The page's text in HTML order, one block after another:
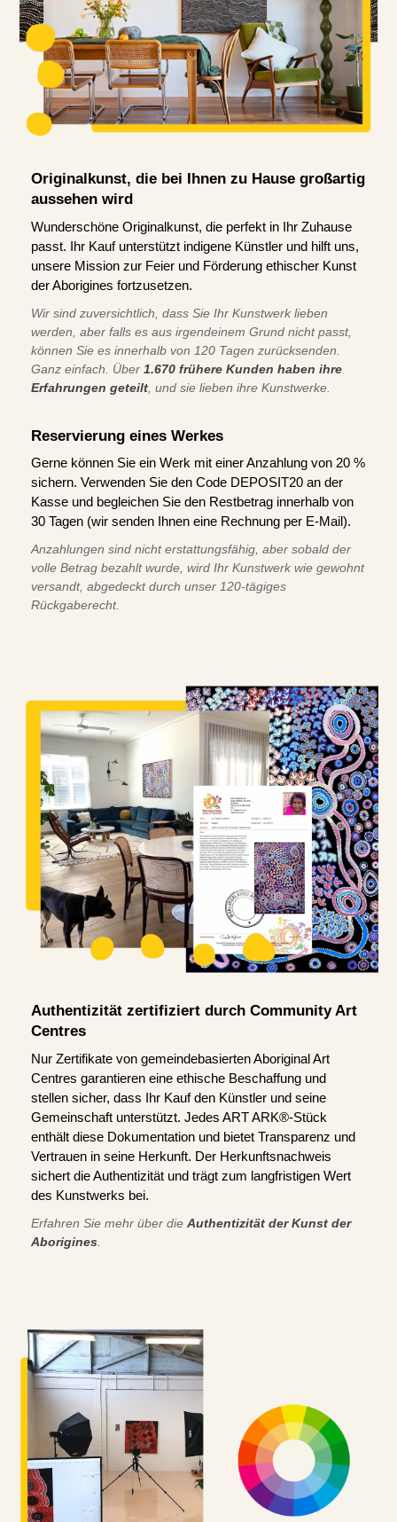
Originalkunst, die bei Ihnen zu Hause großartig
aussehen wird
Wunderschöne Originalkunst, die perfekt in Ihr Zuhause
passt. Ihr Kauf unterstützt indigene Künstler und hilft uns,
unsere Mission zur Feier und Förderung ethischer Kunst
der Aborigines fortzusetzen.
Wir sind zuversichtlich, dass Sie Ihr Kunstwerk lieben
werden, aber falls es aus irgendeinem Grund nicht passt,
können Sie es innerhalb von 120 Tagen zurücksenden.
Ganz einfach. Über 1.670 frühere Kunden haben ihre
Erfahrungen geteilt , und sie lieben ihre Kunstwerke.
Reservierung eines Werkes
Gerne können Sie ein Werk mit einer Anzahlung von 20 %
sichern. Verwenden Sie den Code DEPOSIT20 an der
Kasse und begleichen Sie den Restbetrag innerhalb von
30 Tagen (wir senden Ihnen eine Rechnung per E-Mail).
Anzahlungen sind nicht erstattungsfähig, aber sobald der
volle Betrag bezahlt wurde, wird Ihr Kunstwerk wie gewohnt
versandt, abgedeckt durch unser 120-tägiges
Rückgaberecht.
Authentizität zertifiziert durch Community Art
Centres
Nur Zertifikate von gemeindebasierten Aboriginal Art
Centres garantieren eine ethische Beschaffung und
stellen sicher, dass Ihr Kauf den Künstler und seine
Gemeinschaft unterstützt. Jedes ART ARK®-Stück
enthält diese Dokumentation und bietet Transparenz und
Vertrauen in seine Herkunft. Der Herkunftsnachweis
sichert die Authentizität und trägt zum langfristigen Wert
des Kunstwerks bei.
Erfahren Sie mehr über die Authentizität der Kunst der
Aborigines